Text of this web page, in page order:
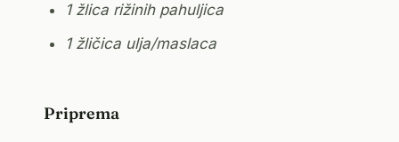
1 žlica rižinih pahuljica
1 žličica ulja/maslaca
Priprema